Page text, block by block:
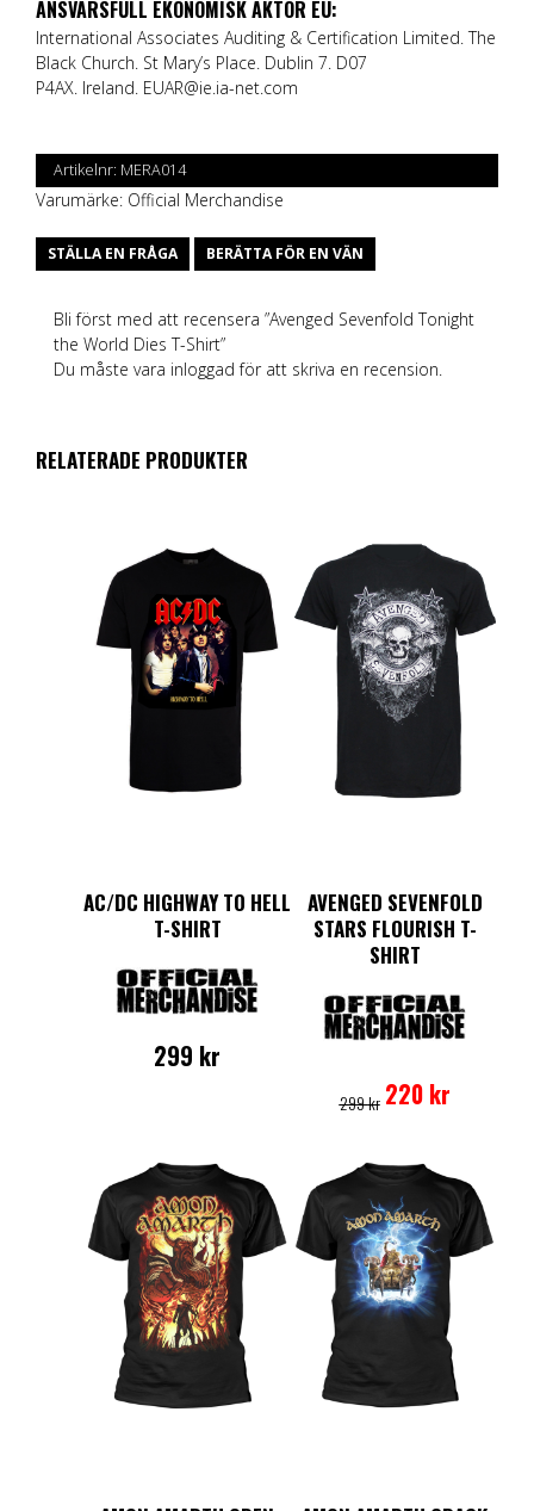
ANSVARSFULL EKONOMISK AKTÖR EU:
International Associates Auditing & Certification Limited. The
Black Church. St Mary’s Place. Dublin 7. D07
P4AX. Ireland. EUAR@ie.ia-net.com
Artikelnr: MERA014
Varumärke: Official Merchandise
STÄLLA EN FRÅGA BERÄTTA FÖR EN VÄN
Bli först med att recensera ”Avenged Sevenfold Tonight
the World Dies T-Shirt”
Du måste vara inloggad för att skriva en recension.
RELATERADE PRODUKTER
AC/DC HIGHWAY TO HELL
T-SHIRT
299 kr
har
flera
varianter.
De
olika
alternativen
kan
väljas
produktsidan
AVENGED SEVENFOLD
STARS FLOURISH T-
SHIRT
299kr priset
220 kr
varianter.
De
olika
kan
väljas
på